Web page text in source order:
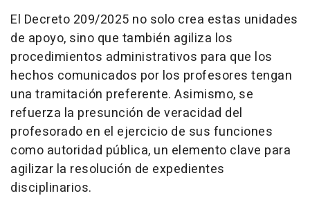
El Decreto 209/2025 no solo crea estas unidades
de apoyo, sino que también agiliza los
procedimientos administrativos para que los
hechos comunicados por los profesores tengan
una tramitación preferente. Asimismo, se
refuerza la presunción de veracidad del
profesorado en el ejercicio de sus funciones
como autoridad pública, un elemento clave para
agilizar la resolución de expedientes
disciplinarios.